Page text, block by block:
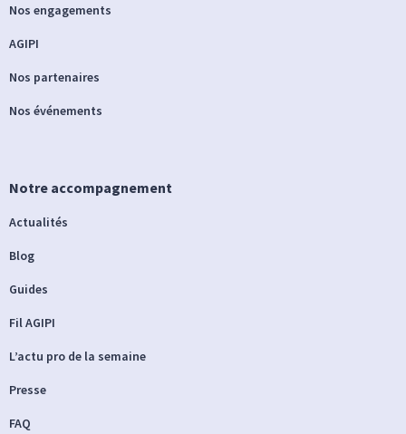
Nos engagements
AGIPI
Nos partenaires
Nos événements
Notre accompagnement
Actualités
Blog
Guides
Fil AGIPI
L’actu pro de la semaine
Presse
FAQ